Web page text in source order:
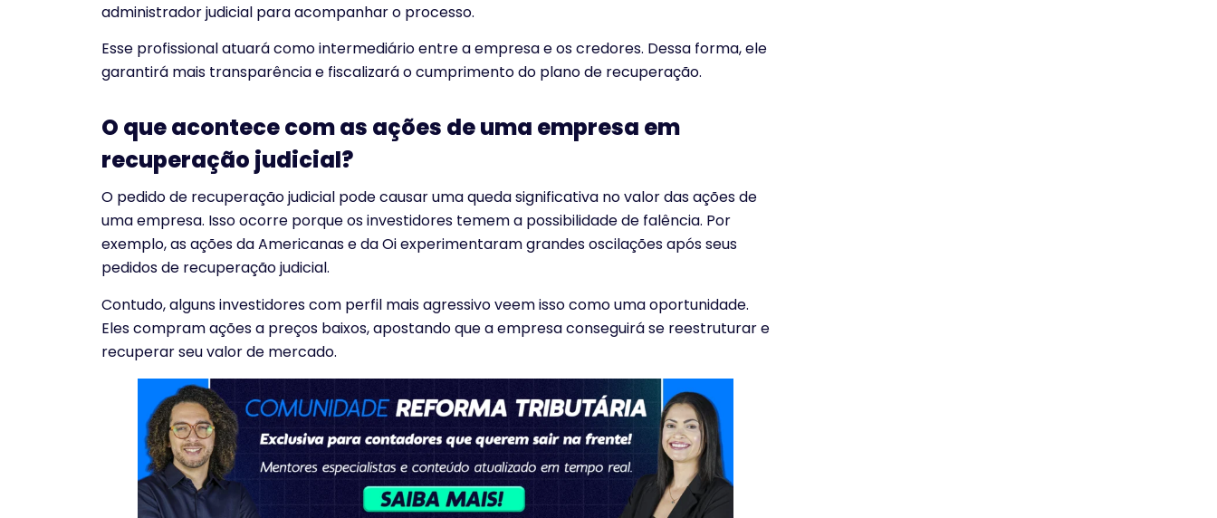
administrador judicial para acompanhar o processo.
Esse profissional atuará como intermediário entre a empresa e os credores. Dessa forma, ele
garantirá mais transparência e fiscalizará o cumprimento do plano de recuperação.
O que acontece com as ações de uma empresa em
recuperação judicial?
O pedido de recuperação judicial pode causar uma queda significativa no valor das ações de
uma empresa. Isso ocorre porque os investidores temem a possibilidade de falência. Por
exemplo, as ações da Americanas e da Oi experimentaram grandes oscilações após seus
pedidos de recuperação judicial.
Contudo, alguns investidores com perfil mais agressivo veem isso como uma oportunidade.
Eles compram ações a preços baixos, apostando que a empresa conseguirá se reestruturar e
recuperar seu valor de mercado.